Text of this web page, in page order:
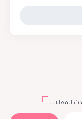
المقالات